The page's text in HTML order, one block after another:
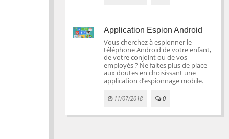
Application Espion Android
Vous cherchez à espionner le
téléphone Android de votre enfant,
de votre conjoint ou de vos
employés ? Ne faites plus de place
aux doutes en choisissant une
application d’espionnage mobile.
11/07/2018 0